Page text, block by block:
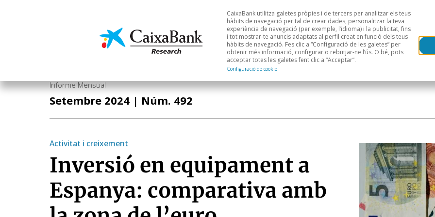
Economia i mercats Anàlisi sectorial Àrees geogràfiques
CaixaBank utilitza galetes pròpies i de tercers per analitzar els teus
hàbits de navegació per tal de crear dades, personalitzar la teva
experiència de navegació (per exemple, l’idioma) i la publicitat, fins
i tot mostrar-te anuncis adaptats al perfil creat en funció dels teus
hàbits de navegació. Fes clic a “Configuració de les galetes” per
obtenir més informació, configurar o rebutjar-ne l’ús. O bé, pots
acceptar totes les galetes fent clic a “Acceptar”.
Configuració de cookie
Informe Mensual
Setembre 2024 | Núm. 492
Activitat i creixement
Inversió en equipament a
Espanya: comparativa amb